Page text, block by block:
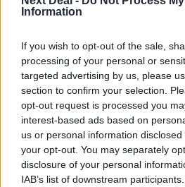
Information
If you wish to opt-out of the sale,
processing of your personal or
targeted advertising by us, please
section to confirm your selection.
opt-out request is processed you
interest-based ads based on
us or personal information
your opt-out. You may separately
disclosure of your personal
IAB’s list of downstream
ελληνικές τράπεζες
05.08.2026 - 13:37
Randy Schekman, Νομπελίστας
μπορεί να έχουμε θεραπεία που
Πάρκινσον»
05.08.2026 - 12:33
Ε.Ε και παράνομη μετανάστευση:
παρονομαστή το κοινό συμφέρον